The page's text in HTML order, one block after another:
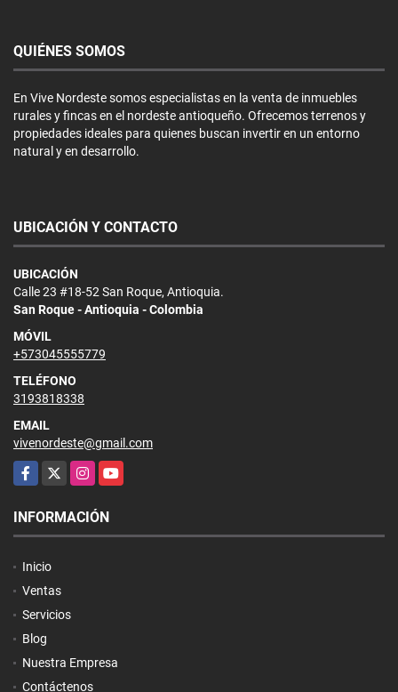
QUIÉNES SOMOS
En Vive Nordeste somos especialistas en la venta de inmuebles
rurales y fincas en el nordeste antioqueño. Ofrecemos terrenos y
propiedades ideales para quienes buscan invertir en un entorno
natural y en desarrollo.
UBICACIÓN Y CONTACTO
UBICACIÓN
Calle 23 #18-52 San Roque, Antioquia.
San Roque - Antioquia - Colombia
MÓVIL
+573045555779
TELÉFONO
3193818338
EMAIL
vivenordeste@gmail.com
Facebook
X InstagramYouTube
INFORMACIÓN
Inicio
Ventas
Servicios
Blog
Nuestra Empresa
Contáctenos